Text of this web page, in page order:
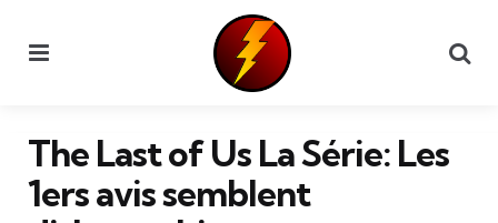
The Last of Us La Série: Les
1ers avis semblent